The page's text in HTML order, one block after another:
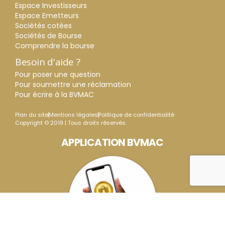
Espace Investisseurs
Espace Emetteurs
Sociétés cotées
Sociétés de Bourse
Comprendre la bourse
Besoin d'aide ?
Pour poser une question
Pour soumettre une réclamation
Pour écrire à la BVMAC
Plan du siteMentions légalesPolitique de confidentialité
Copyright © 2019 | Tous droits réservés.
APPLICATION BVMAC